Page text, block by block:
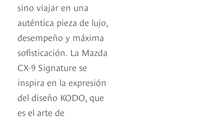
sino viajar en una
auténtica pieza de lujo,
desempeño y máxima
sofisticación. La Mazda
CX-9 Signature se
inspira en la expresión
del diseño KODO, que
es el arte de